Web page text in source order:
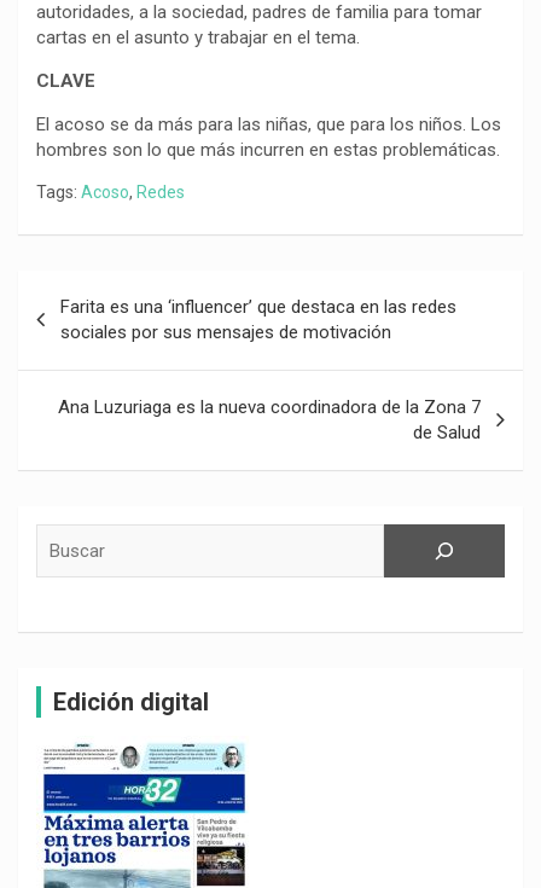
autoridades, a la sociedad, padres de familia para tomar
cartas en el asunto y trabajar en el tema.
CLAVE
El acoso se da más para las niñas, que para los niños. Los
hombres son lo que más incurren en estas problemáticas.
Tags: Acoso, Redes
de
entradas
Farita es una ‘influencer’ que destaca en las redes
sociales por sus mensajes de motivación
Ana Luzuriaga es la nueva coordinadora de la Zona 7
de Salud
Edición digital